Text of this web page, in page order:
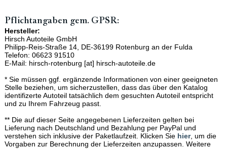
Pflichtangaben gem. GPSR:
Hersteller:
Hirsch Autoteile GmbH
Philipp-Reis-Straße 14, DE-36199 Rotenburg an der Fulda
Telefon: 06623 91510
E-Mail: hirsch-rotenburg [at] hirsch-autoteile.de
* Sie müssen ggf. ergänzende Informationen von einer geeigneten
Stelle beziehen, um sicherzustellen, dass das über den Katalog
identifizerte Autoteil tatsächlich dem gesuchten Autoteil entspricht
und zu Ihrem Fahrzeug passt.
** Die auf dieser Seite angegebenen Lieferzeiten gelten bei
Lieferung nach Deutschland und Bezahlung per PayPal und
verstehen sich inklusive der Paketlaufzeit. Klicken Sie hier, um die
Vorgaben zur Berechnung der Lieferzeiten anzupassen. Weitere